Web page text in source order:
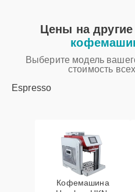
Цены на
Выберите модель
стоимость
Espresso
Кофемашина